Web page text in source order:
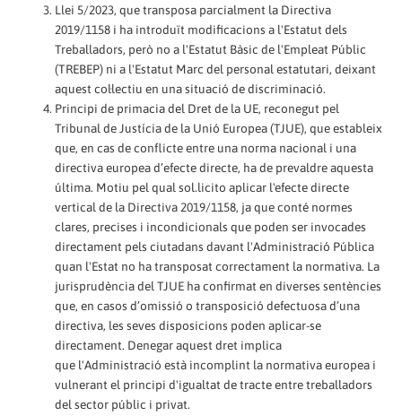
Llei 5/2023, que transposa parcialment la Directiva
2019/1158 i ha introduït modificacions a l'Estatut dels
Treballadors, però no a l'Estatut Bàsic de l'Empleat Públic
(TREBEP) ni a l'Estatut Marc del personal estatutari, deixant
aquest col·lectiu en una situació de discriminació.
Principi de primacia del Dret de la UE, reconegut pel
Tribunal de Justícia de la Unió Europea (TJUE), que estableix
que, en cas de conflicte entre una norma nacional i una
directiva europea d’efecte directe, ha de prevaldre aquesta
última. Motiu pel qual sol.licito aplicar l'efecte directe
vertical de la Directiva 2019/1158, ja que conté normes
clares, precises i incondicionals que poden ser invocades
directament pels ciutadans davant l'Administració Pública
quan l'Estat no ha transposat correctament la normativa. La
jurisprudència del TJUE ha confirmat en diverses sentències
que, en casos d’omissió o transposició defectuosa d’una
directiva, les seves disposicions poden aplicar-se
directament. Denegar aquest dret implica
que l'Administració està incomplint la normativa europea i
vulnerant el principi d'igualtat de tracte entre treballadors
del sector públic i privat.